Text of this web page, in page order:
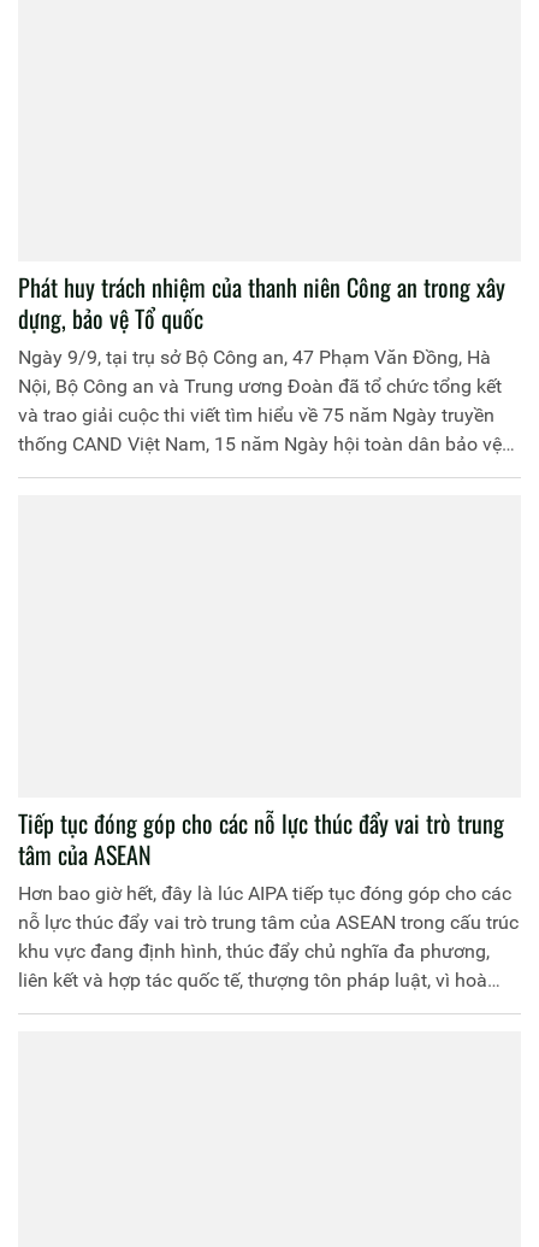
Phát huy trách nhiệm của thanh niên Công an trong xây
dựng, bảo vệ Tổ quốc
Ngày 9/9, tại trụ sở Bộ Công an, 47 Phạm Văn Đồng, Hà
Nội, Bộ Công an và Trung ương Đoàn đã tổ chức tổng kết
và trao giải cuộc thi viết tìm hiểu về 75 năm Ngày truyền
thống CAND Việt Nam, 15 năm Ngày hội toàn dân bảo vệ
an ninh Tổ quốc.
Tiếp tục đóng góp cho các nỗ lực thúc đẩy vai trò trung
tâm của ASEAN
Hơn bao giờ hết, đây là lúc AIPA tiếp tục đóng góp cho các
nỗ lực thúc đẩy vai trò trung tâm của ASEAN trong cấu trúc
khu vực đang định hình, thúc đẩy chủ nghĩa đa phương,
liên kết và hợp tác quốc tế, thượng tôn pháp luật, vì hoà
bình, ổn định và thịnh vượng của khu vực và thế giới.